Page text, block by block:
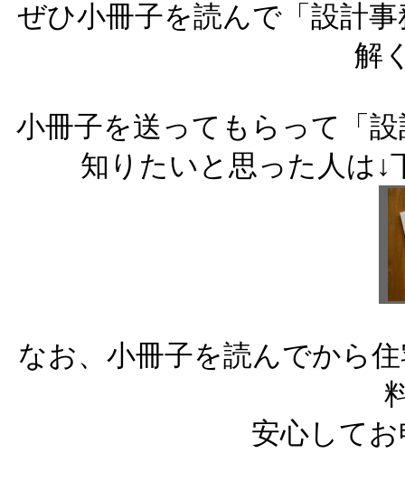
ぜひ小冊子を読んで「設計
解
小冊子を送ってもらって「
知りたいと思った人は
なお、小冊子を読んでから
安心して